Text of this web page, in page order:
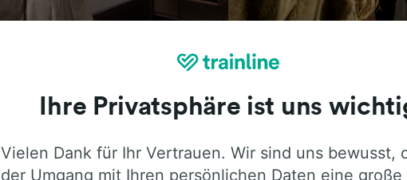
Die ehrliche Meinung von Trainline-
Ihre Privatsphäre ist uns
Vielen Dank für Ihr Vertrauen. Wir sind uns bewusst,
der Umgang mit Ihren persönlichen Daten eine große